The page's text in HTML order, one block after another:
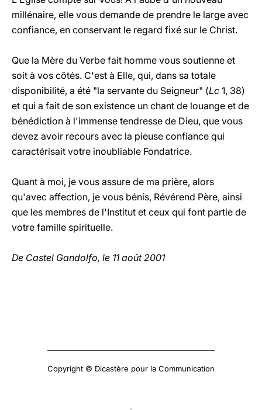
millénaire, elle vous demande de prendre le large avec
confiance, en conservant le regard fixé sur le Christ.
Que la Mère du Verbe fait homme vous soutienne et
soit à vos côtés. C'est à Elle, qui, dans sa totale
disponibilité, a été "la servante du Seigneur" (Lc 1, 38)
et qui a fait de son existence un chant de louange et de
bénédiction à l'immense tendresse de Dieu, que vous
devez avoir recours avec la pieuse confiance qui
caractérisait votre inoubliable Fondatrice.
Quant à moi, je vous assure de ma prière, alors
qu'avec affection, je vous bénis, Révérend Père, ainsi
que les membres de l'Institut et ceux qui font partie de
votre famille spirituelle.
De Castel Gandolfo, le 11 août 2001
Copyright © Dicastère pour la Communication